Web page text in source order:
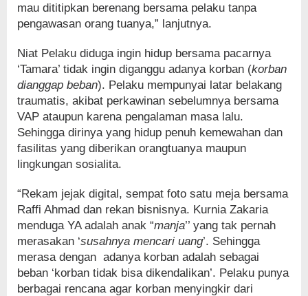
mau dititipkan berenang bersama pelaku tanpa
pengawasan orang tuanya,” lanjutnya.
Niat Pelaku diduga ingin hidup bersama pacarnya
‘Tamara’ tidak ingin diganggu adanya korban (korban
dianggap beban). Pelaku mempunyai latar belakang
traumatis, akibat perkawinan sebelumnya bersama
VAP ataupun karena pengalaman masa lalu.
Sehingga dirinya yang hidup penuh kemewahan dan
fasilitas yang diberikan orangtuanya maupun
lingkungan sosialita.
“Rekam jejak digital, sempat foto satu meja bersama
Raffi Ahmad dan rekan bisnisnya. Kurnia Zakaria
menduga YA adalah anak “manja’’ yang tak pernah
merasakan ‘susahnya mencari uang’. Sehingga
merasa dengan adanya korban adalah sebagai
beban ‘korban tidak bisa dikendalikan’. Pelaku punya
berbagai rencana agar korban menyingkir dari